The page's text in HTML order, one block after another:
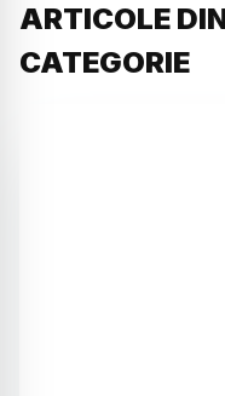
ARTICOLE
CATEGORIE